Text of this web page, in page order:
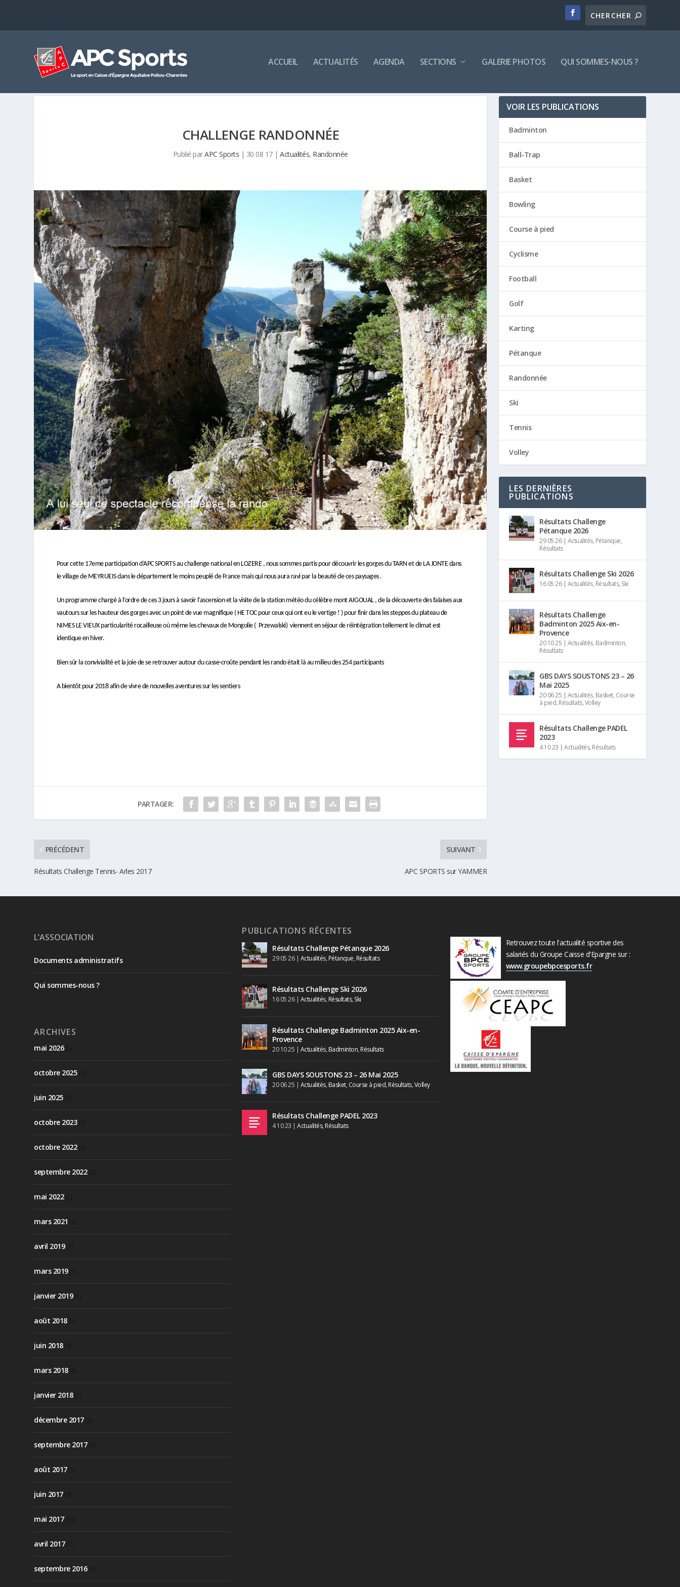
ACCUEIL ACTUALITÉS AGENDA SECTIONS GALERIE PHOTOS QUI SOMMES-NOUS ?
CHALLENGE RANDONNÉE
Publié parAPC Sports | 30 08 17|Actualités, Randonnée
Pour cette 17eme participation d’APC SPORTS au challenge national en LOZERE , nous sommes partis pour découvrir les gorges du TARN et de LA JONTE dans
le village de MEYRUEIS dans le département le moins peuplé de France mais qui nous aura ravi par la beauté de ces paysages .
Un programme chargé à l’ordre de ces 3 jours à savoir l’ascension et la visite de la station météo du célèbre mont AIGOUAL , de la découverte des falaises aux
vautours sur les hauteur des gorges avec un point de vue magnifique ( HE TOC pour ceux qui ont eu le vertige ! ) pour finir dans les steppes du plateau de
NIMES LE VIEUX particularité rocailleuse où même les chevaux de Mongolie ( Przewalski) viennent en séjour de réintégration tellement le climat est
identique en hiver.
Bien sûr la convivialité et la joie de se retrouver autour du casse-croûte pendant les rando était là au milieu des 254 participants
A bientôt pour 2018 afin de vivre de nouvelles aventures sur les sentiers
PARTAGER:
PRÉCÉDENT
Résultats Challenge Tennis- Arles 2017
SUIVANT
APC SPORTS sur YAMMER
VOIR LES PUBLICATIONS
Badminton
Ball-Trap
Basket
Bowling
Course à pied
Cyclisme
Football
Golf
Karting
Pétanque
Randonnée
Ski
Tennis
Volley
LES DERNIÈRES
PUBLICATIONS
Résultats Challenge
Pétanque 2026
29 05 26| Actualités, Pétanque,
Résultats
Résultats Challenge Ski 2026
16 05 26| Actualités, Résultats, Ski
Résultats Challenge
Badminton 2025 Aix-en-
Provence
20 10 25 | Actualités, Badminton,
Résultats
GBS DAYS SOUSTONS 23 – 26
Mai 2025
20 06 25 | Actualités, Basket, Course
à pied, Résultats,Volley
Résultats Challenge PADEL
2023
4 10 23 |Actualités, Résultats
L’ASSOCIATION
Documents administratifs
Qui sommes-nous ?
ARCHIVES
mai 2026(5)
octobre 2025(1)
juin 2025(1)
octobre 2023(1)
octobre 2022(2)
septembre 2022(2)
mai 2022(1)
mars 2021
avril 2019(1)
mars 2019(1)
janvier 2019(1)
août 2018(1)
juin 2018(3)
mars 2018(2)
janvier 2018(1)
décembre 2017(2)
septembre 2017(3)
août 2017(1)
juin 2017(9)
mai 2017(33)
avril 2017(1)
septembre 2016(1)
PUBLICATIONS RÉCENTES
Résultats Challenge Pétanque 2026
29 05 26| Actualités, Pétanque, Résultats
Résultats Challenge Ski 2026
16 05 26| Actualités, Résultats, Ski
Résultats Challenge Badminton 2025 Aix-en-
Provence
20 10 25 | Actualités, Badminton, Résultats
GBS DAYS SOUSTONS 23 – 26 Mai 2025
20 06 25 | Actualités, Basket, Course à pied, Résultats,Volley
Résultats Challenge PADEL 2023
4 10 23 |Actualités, Résultats
Retrouvez toute l'actualité sportive des
salariés du Groupe Caisse d'Epargne sur :
www.groupebpcesports.fr